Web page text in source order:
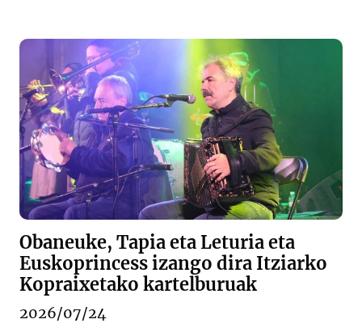
Obaneuke, Tapia eta Leturia eta
Euskoprincess izango dira Itziarko
Kopraixetako kartelburuak
2026/07/24